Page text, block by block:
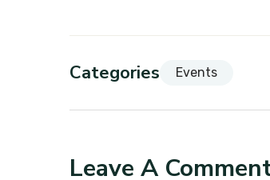
Categories Events
Leave A